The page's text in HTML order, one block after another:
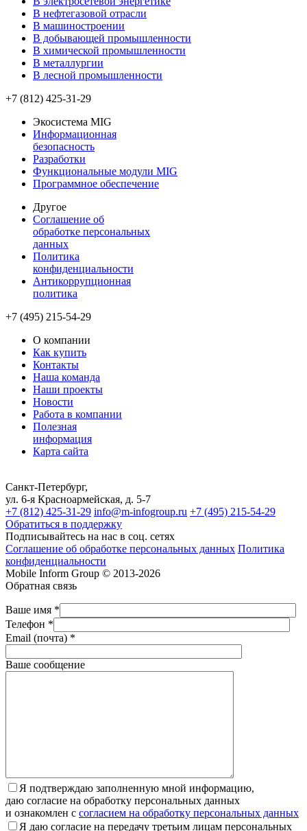
В нефтегазовой отрасли
В машиностроении
В добывающей промышленности
В химической промышленности
В металлургии
В лесной промышленности
+7 (812) 425-31-29
Экосистема MIG
Информационная
безопасность
Разработки
Функциональные модули MIG
Программное обеспечение
Другое
Соглашение об
обработке персональных
данных
Политика
конфиденциальности
Антикоррупционная
политика
+7 (495) 215-54-29
О компании
Как купить
Контакты
Наша команда
Наши проекты
Новости
Работа в компании
Полезная
информация
Карта сайта
Санкт-Петербург,
ул. 6-я Красноармейская, д. 5-7
+7 (812) 425-31-29 info@m-infogroup.ru +7 (495) 215-54-29
Обратиться в поддержку
Подписывайтесь на нас в соц. сетях
Соглашение об обработке персональных данных Политика
конфиденциальности
Mobile Inform Group © 2013-2026
Обратная связь
Ваше имя *
Телефон *
Email (почта) *
Ваше сообщение
Я подтверждаю заполненную мной информацию,
даю согласие на обработку персональных данных
и ознакомлен с согласием на обработку персональных данных
Я даю согласие на передачу третьим лицам персональных